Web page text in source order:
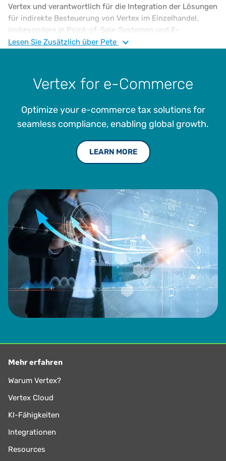
Vertex und verantwortlich für die Integration der Lösungen
für indirekte Besteuerung von Vertex im Einzelhandel,
insbesondere in Point-of-Sale-Systemen und E-
Commerce-Plattformen. Bevor er zu Vertex kam, arbeitete
Mellon University.
Lesen Sie Zusätzlich über Pete
Vertex for e-Commerce
Optimize your e-commerce tax solutions for
seamless compliance, enabling global growth.
LEARN MORE
Mehr erfahren
Warum Vertex?
Vertex Cloud
KI-Fähigkeiten
Integrationen
Resources